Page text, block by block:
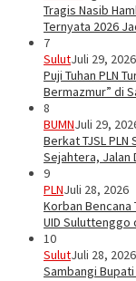
Tragis Nasib
Ternyata 2026
7
SulutJuli 29, 2026
Puji Tuhan PLN
Bermazmur” di
8
BUMNJuli 29,
Berkat TJSL
Sejahtera, Jalan
9
PLNJuli 28, 2026
Korban Bencana
UID
10
SulutJuli 28, 2026
Sambangi